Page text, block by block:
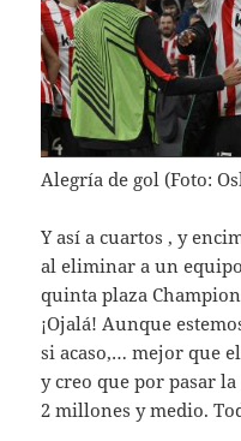
Alegría de gol (Foto:
Y así a cuartos , y
al eliminar a un
quinta plaza
¡Ojalá! Aunque
si acaso,… mejor que
y creo que por pasar
2 millones y medio.